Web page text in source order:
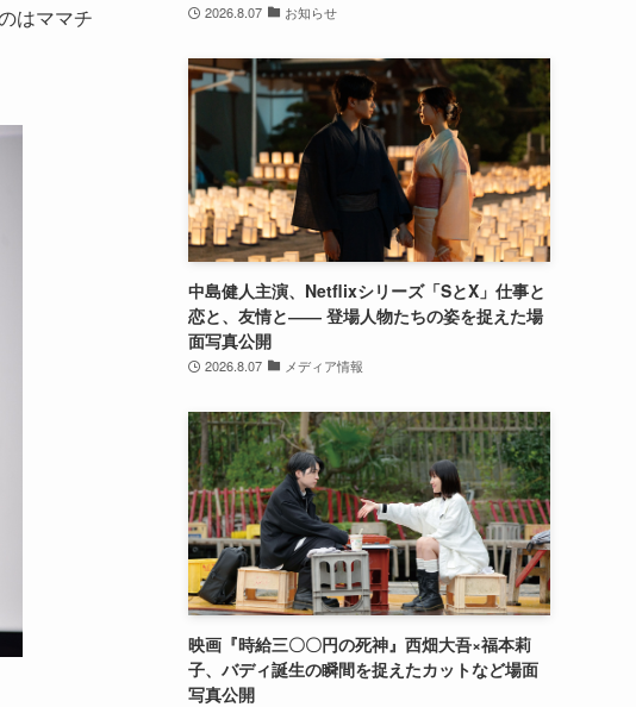
はママチ
2026.8.07 お知らせ
中島健人主演、Netflixシリーズ「SとX」仕事と
恋と、友情と―― 登場人物たちの姿を捉えた場
面写真公開
2026.8.07 メディア情報
映画『時給三〇〇円の死神』西畑大吾×福本莉
子、バディ誕生の瞬間を捉えたカットなど場面
写真公開